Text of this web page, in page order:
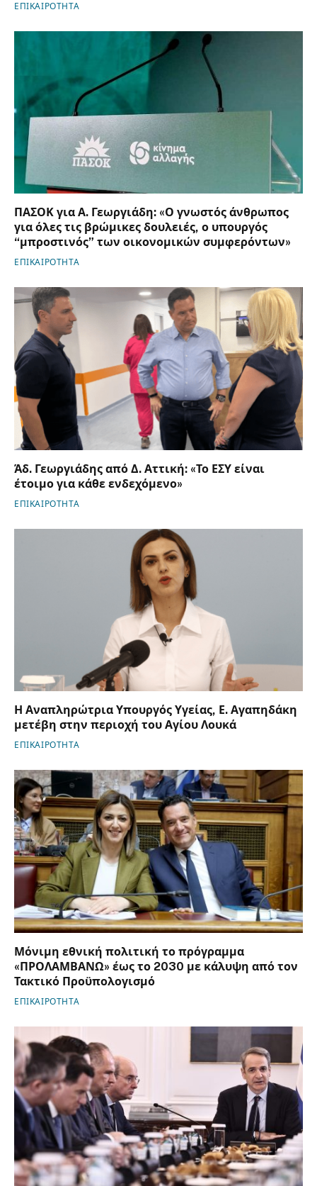
ΕΠΙΚΑΙΡΟΤΗΤΑ
ΠΑΣΟΚ για Α. Γεωργιάδη: «Ο γνωστός άνθρωπος
για όλες τις βρώμικες δουλειές, ο υπουργός
“μπροστινός” των οικονομικών συμφερόντων»
ΕΠΙΚΑΙΡΟΤΗΤΑ
Άδ. Γεωργιάδης από Δ. Αττική: «Το ΕΣΥ είναι
έτοιμο για κάθε ενδεχόμενο»
ΕΠΙΚΑΙΡΟΤΗΤΑ
Η Αναπληρώτρια Υπουργός Υγείας, Ε. Αγαπηδάκη
μετέβη στην περιοχή του Αγίου Λουκά
ΕΠΙΚΑΙΡΟΤΗΤΑ
Μόνιμη εθνική πολιτική το πρόγραμμα
«ΠΡΟΛΑΜΒΑΝΩ» έως το 2030 με κάλυψη από τον
Τακτικό Προϋπολογισμό
ΕΠΙΚΑΙΡΟΤΗΤΑ